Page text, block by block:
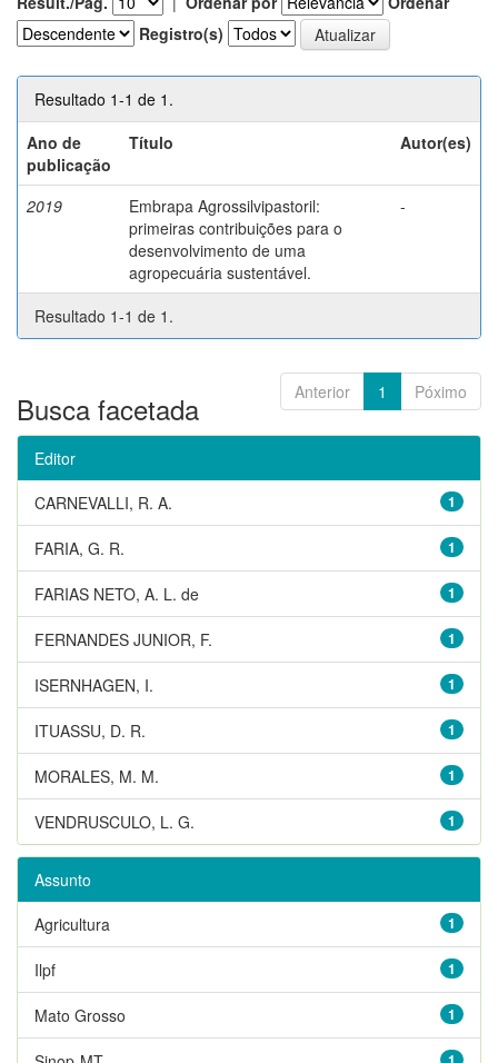
Registro(s)
Resultado 1-1 de 1.
Ano de
publicação
Título Autor(es)
2019
Embrapa Agrossilvipastoril:
primeiras contribuições para o
desenvolvimento de uma
agropecuária sustentável.
-
Resultado 1-1 de 1.
Anterior 1 Póximo
Busca facetada
Editor
1
CARNEVALLI, R. A.
1
FARIA, G. R.
1
FARIAS NETO, A. L. de
1
FERNANDES JUNIOR, F.
1
ISERNHAGEN, I.
1
ITUASSU, D. R.
1
MORALES, M. M.
1
VENDRUSCULO, L. G.
Assunto
1
Agricultura
1
Ilpf
1
Mato Grosso